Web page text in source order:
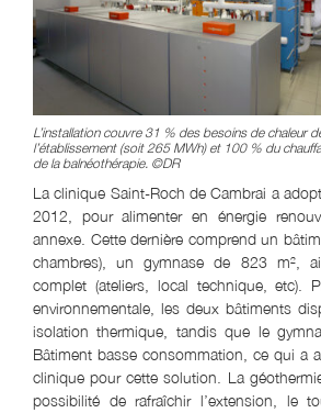
L’installation couvre 31 % des besoins de chaleur
l’établissement (soit 265 MWh) et 100 % du
de la balnéothérapie. ©DR
La clinique Saint-Roch de Cambrai a
2012, pour alimenter en énergie
annexe. Cette dernière comprend un
chambres), un gymnase de 823 m²,
complet (ateliers, local technique, etc).
environnementale, les deux bâtiments
isolation thermique, tandis que le
Bâtiment basse consommation, ce qui a
clinique pour cette solution. La
possibilité de rafraîchir l’extension, le